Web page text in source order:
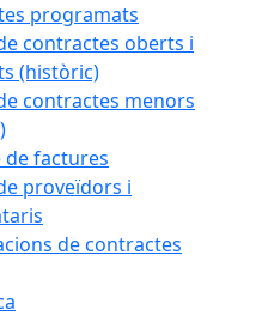
programats
contractes oberts i
(històric)
contractes menors
de factures
proveïdors i
de contractes